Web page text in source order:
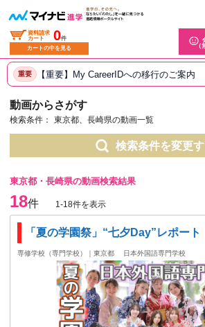
資料請求
カート
0件
カートの中を見る
（
重要 【重要】My CareerIDへの移行のご案内
動画からさがす
検索条件： 東京都、長崎県の動画一覧
検索条件を変更
東京都・長崎県の動画検索結果
18件 1-18件を表示
「夏の学園祭」“七夕Day”レポート
専修学校（専門学校）｜東京都 日本外国語専門学校